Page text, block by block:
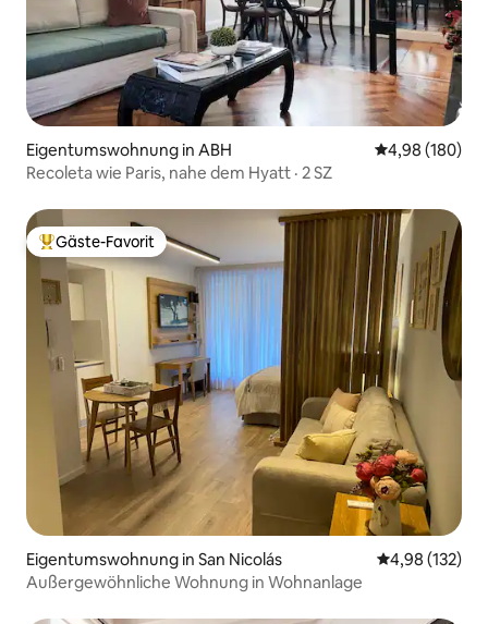
Eigentumswohnung in ABH
4,98 (180)
Recoleta wie Paris, nahe dem Hyatt · 2 SZ
Beliebter Gäste-Favorit.
Gäste-Favorit
Eigentumswohnung in San Nicolás
4,98 (132)
Außergewöhnliche Wohnung in Wohnanlage